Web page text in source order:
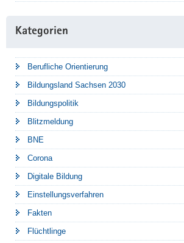
Kategorien
Berufliche Orientierung
Bildungsland Sachsen 2030
Bildungspolitik
Blitzmeldung
BNE
Corona
Digitale Bildung
Einstellungsverfahren
Fakten
Flüchtlinge